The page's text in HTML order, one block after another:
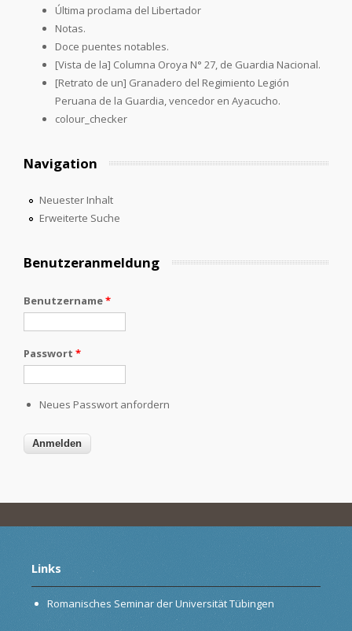
Última proclama del Libertador
Notas.
Doce puentes notables.
[Vista de la] Columna Oroya N° 27, de Guardia Nacional.
[Retrato de un] Granadero del Regimiento Legión
Peruana de la Guardia, vencedor en Ayacucho.
colour_checker
Navigation
Neuester Inhalt
Erweiterte Suche
Benutzeranmeldung
Benutzername*
Passwort *
Neues Passwort anfordern
Links
Romanisches Seminar der Universität Tübingen